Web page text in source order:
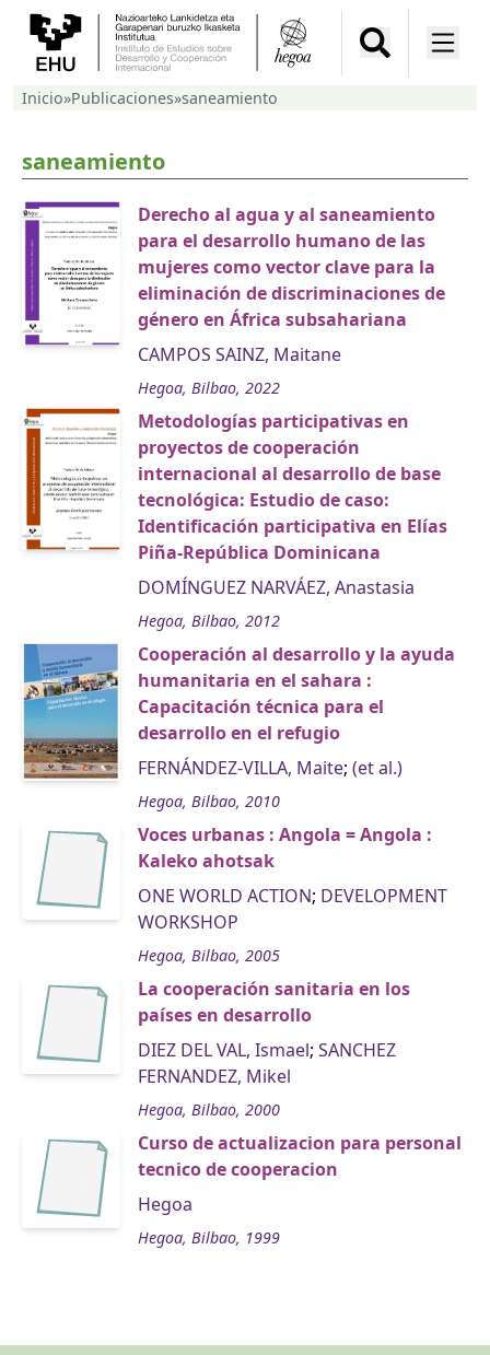
Inicio»Publicaciones»saneamiento
saneamiento
Derecho al agua y al saneamiento
para el desarrollo humano de las
mujeres como vector clave para la
eliminación de discriminaciones de
género en África subsahariana
CAMPOS SAINZ, Maitane
Hegoa, Bilbao, 2022
Metodologías participativas en
proyectos de cooperación
internacional al desarrollo de base
tecnológica: Estudio de caso:
Identificación participativa en Elías
Piña-República Dominicana
DOMÍNGUEZ NARVÁEZ, Anastasia
Hegoa, Bilbao, 2012
Cooperación al desarrollo y la ayuda
humanitaria en el sahara :
Capacitación técnica para el
desarrollo en el refugio
FERNÁNDEZ-VILLA, Maite; (et al.)
Hegoa, Bilbao, 2010
Voces urbanas : Angola = Angola :
Kaleko ahotsak
ONE WORLD ACTION; DEVELOPMENT
WORKSHOP
Hegoa, Bilbao, 2005
La cooperación sanitaria en los
países en desarrollo
DIEZ DEL VAL, Ismael; SANCHEZ
FERNANDEZ, Mikel
Hegoa, Bilbao, 2000
Curso de actualizacion para personal
tecnico de cooperacion
Hegoa
Hegoa, Bilbao, 1999